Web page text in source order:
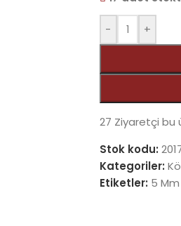
- +
27 Ziyaretçi bu
Stok kodu:
Kategoriler:
Etiketler: 5